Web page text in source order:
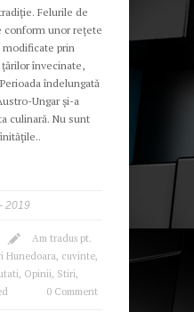
Felurile de
conform unor reţete
modificate prin
învecinate,
îndelungată
Ungar şi-a
culinară. Nu sunt
2019
Am tradus pt.
Hunedoara, cuvinte,
, Opinii, Stiri,
0 Comment